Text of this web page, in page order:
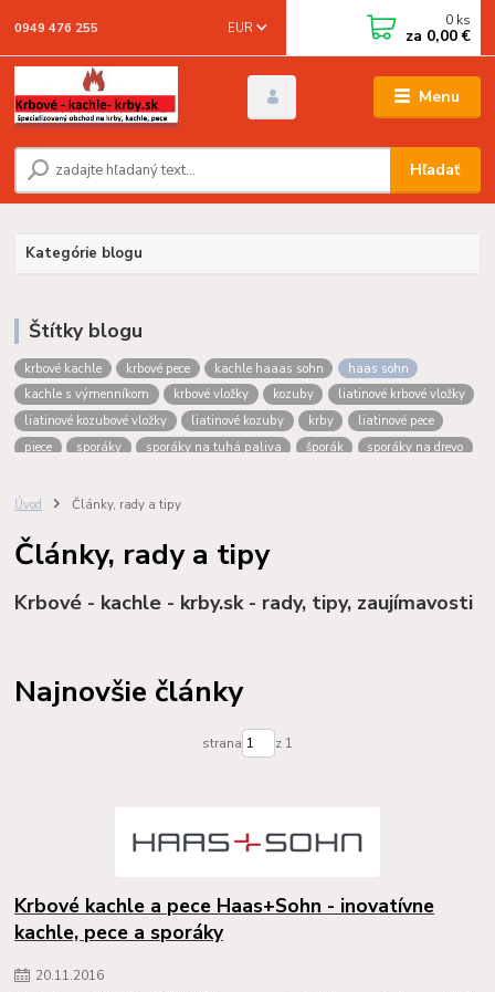
Menu
EUR
Hľadať
0949 476 255 0 ks
za 0,00 €
Kategórie blogu
Štítky blogu
krbové kachle krbové pece kachle haaas sohn
haas sohn
kachle s výmenníkom
krbové vložky kozuby
liatinové krbové vložky
liatinové kozubové vložky
liatinové kozuby krby
liatinové pece
piece
sporáky sporáky na tuhá paliva šporák
sporáky na drevo
Úvod
Články, rady a tipy
Články, rady a tipy
Krbové - kachle - krby.sk - rady, tipy, zaujímavosti
Najnovšie články
strana z 1
Krbové kachle a pece Haas+Sohn - inovatívne
kachle, pece a sporáky
20.11.2016